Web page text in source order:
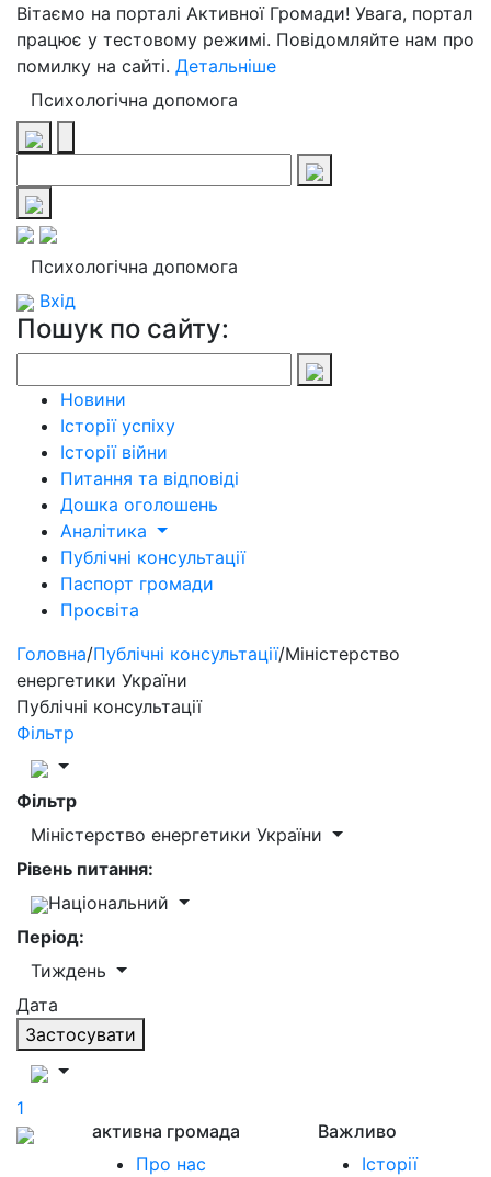
Вітаємо на порталі Активної Громади! Увага, портал
працює у тестовому режимі. Повідомляйте нам про
помилку на сайті. Детальніше
Психологічна допомога
Психологічна допомога
Вхід
Пошук по сайту:
Новини
Історії успіху
Історії війни
Питання та відповіді
Дошка оголошень
Аналітика
Публічні консультації
Паспорт громади
Просвіта
Головна/Публічні консультації/Міністерство
енергетики України
Публічні консультації
Фільтр
Фільтр
Міністерство енергетики України
Рівень питання:
Національний
Період:
Тиждень
Дата
Застосувати
1
активна громада
Про нас
Важливо
Історії